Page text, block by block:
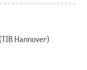
Hannover)